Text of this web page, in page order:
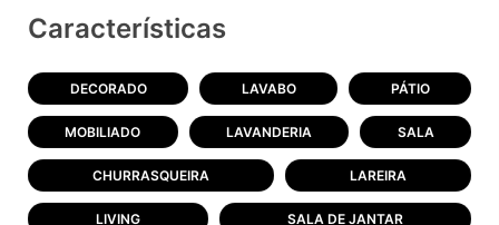
Características
DECORADO LAVABO PÁTIO
MOBILIADO LAVANDERIA SALA
CHURRASQUEIRA LAREIRA
LIVING SALA DE JANTAR